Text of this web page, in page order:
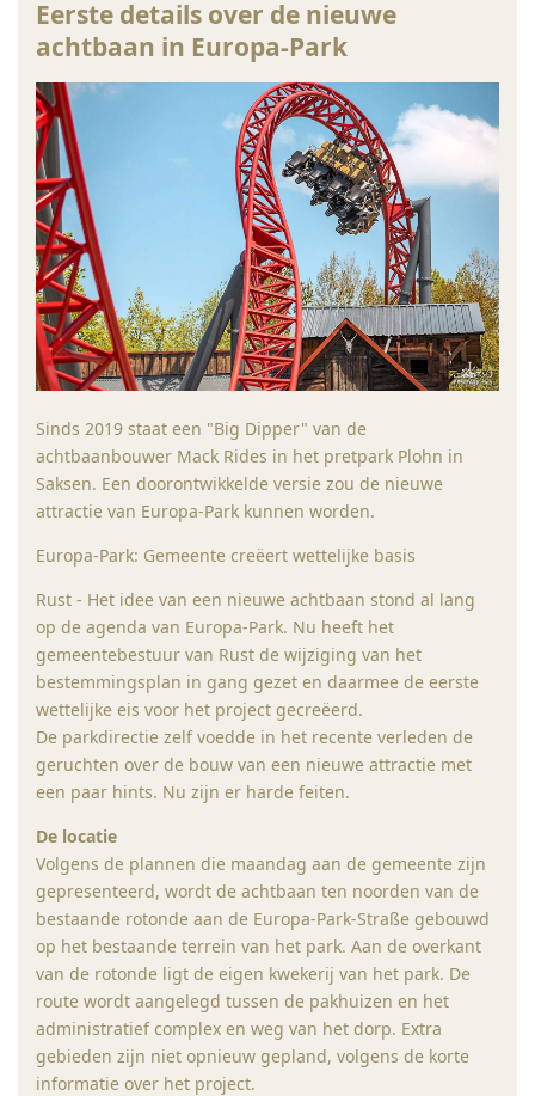
Eerste details over de nieuwe
achtbaan in Europa-Park
Sinds 2019 staat een "Big Dipper" van de
achtbaanbouwer Mack Rides in het pretpark Plohn in
Saksen. Een doorontwikkelde versie zou de nieuwe
attractie van Europa-Park kunnen worden.
Europa-Park: Gemeente creëert wettelijke basis
Rust - Het idee van een nieuwe achtbaan stond al lang
op de agenda van Europa-Park. Nu heeft het
gemeentebestuur van Rust de wijziging van het
bestemmingsplan in gang gezet en daarmee de eerste
wettelijke eis voor het project gecreëerd.
De parkdirectie zelf voedde in het recente verleden de
geruchten over de bouw van een nieuwe attractie met
een paar hints. Nu zijn er harde feiten.
De locatie
Volgens de plannen die maandag aan de gemeente zijn
gepresenteerd, wordt de achtbaan ten noorden van de
bestaande rotonde aan de Europa-Park-Straße gebouwd
op het bestaande terrein van het park. Aan de overkant
van de rotonde ligt de eigen kwekerij van het park. De
route wordt aangelegd tussen de pakhuizen en het
administratief complex en weg van het dorp. Extra
gebieden zijn niet opnieuw gepland, volgens de korte
informatie over het project.